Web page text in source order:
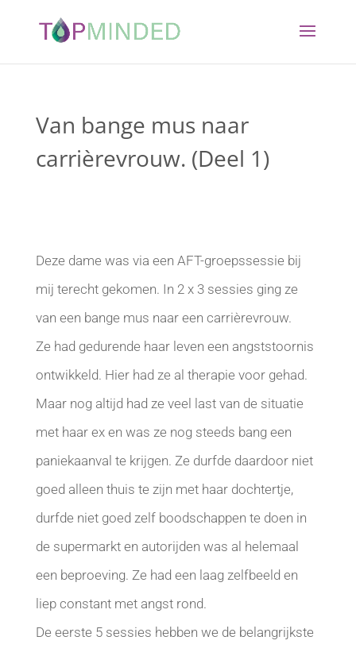
Van bange mus naar
carrièrevrouw. (Deel 1)
Deze dame was via een AFT-groepssessie bij
mij terecht gekomen. In 2 x 3 sessies ging ze
van een bange mus naar een carrièrevrouw.
Ze had gedurende haar leven een angststoornis
ontwikkeld. Hier had ze al therapie voor gehad.
Maar nog altijd had ze veel last van de situatie
met haar ex en was ze nog steeds bang een
paniekaanval te krijgen. Ze durfde daardoor niet
goed alleen thuis te zijn met haar dochtertje,
durfde niet goed zelf boodschappen te doen in
de supermarkt en autorijden was al helemaal
een beproeving. Ze had een laag zelfbeeld en
liep constant met angst rond.
De eerste 5 sessies hebben we de belangrijkste